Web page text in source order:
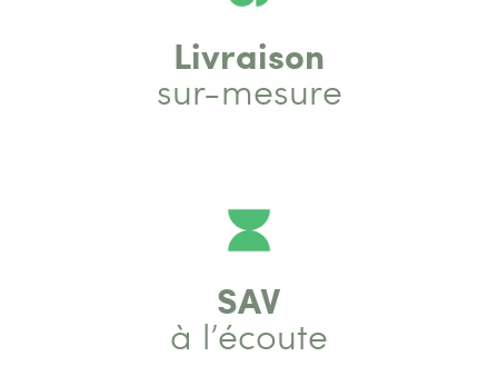
Livraison
sur-mesure
SAV
à l’écoute